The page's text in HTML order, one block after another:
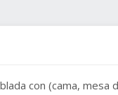
con (cama,